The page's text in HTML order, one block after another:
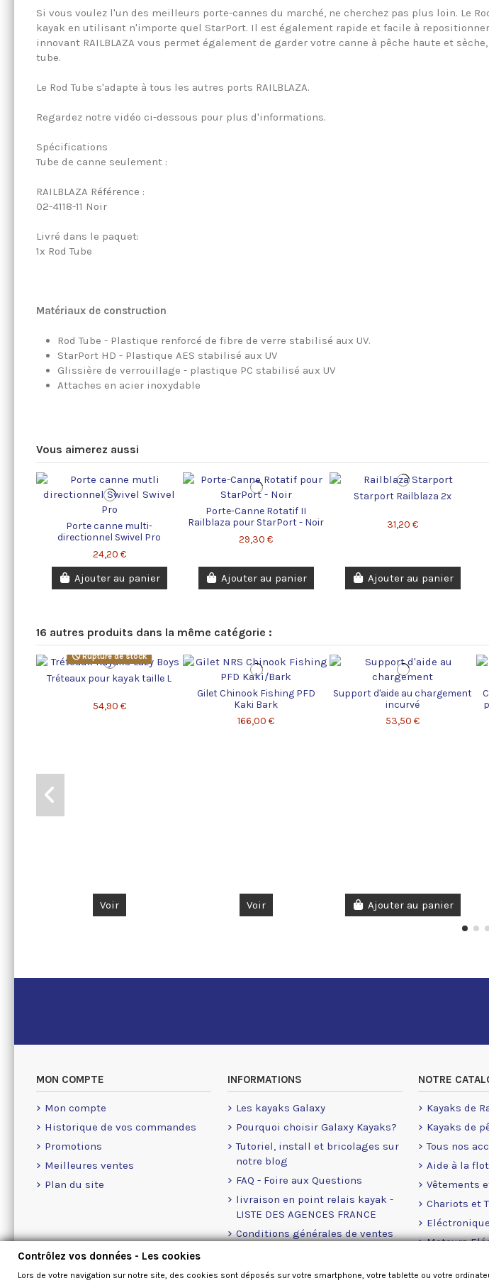
Si vous voulez l'un des meilleurs porte-cannes du marché, ne cherchez pas plus loin. Le
kayak en utilisant n'importe quel StarPort. Il est également rapide et facile à
innovant RAILBLAZA vous permet également de garder votre canne à pêche haute et
tube.
Le Rod Tube s'adapte à tous les autres ports RAILBLAZA.
Regardez notre vidéo ci-dessous pour plus d'informations.
Spécifications
Tube de canne seulement :
RAILBLAZA Référence :
02-4118-11 Noir
Livré dans le paquet:
1x Rod Tube
Matériaux de construction
Rod Tube - Plastique renforcé de fibre de verre stabilisé aux UV.
StarPort HD - Plastique AES stabilisé aux UV
Glissière de verrouillage - plastique PC stabilisé aux UV
Attaches en acier inoxydable
Vous aimerez aussi
Porte canne multi-
directionnel Swivel Pro
24,20 €
Ajouter au panier
Porte-Canne Rotatif II
Railblaza pour StarPort - Noir
29,30 €
Ajouter au panier
Starport Railblaza 2x
31,20 €
Ajouter au panier
16 autres produits dans la même catégorie :
Rupture de stock
Tréteaux pour kayak taille L
54,90 €
Voir
Gilet Chinook Fishing PFD
Kaki Bark
166,00 €
Voir
Support d'aide au chargement
incurvé
53,50 €
Ajouter au panier
MON COMPTE
Mon compte
Historique de vos commandes
Promotions
Meilleures ventes
Plan du site
INFORMATIONS
Les kayaks Galaxy
Pourquoi choisir Galaxy Kayaks?
Tutoriel, install et bricolages sur
notre blog
FAQ - Foire aux Questions
livraison en point relais kayak -
LISTE DES AGENCES FRANCE
Conditions générales de ventes
Nous contacter
NOTRE
Kayaks de
Kayaks de
Tous nos
Aide à la
Vêtements
Chariots et
Eléctronique
Moteurs
Contrôlez vos données - Les cookies
Lors de votre navigation sur notre site, des cookies sont déposés sur votre smartphone, votre tablette ou votre